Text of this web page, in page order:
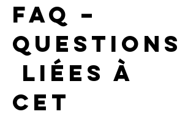
FAQ –
Questions
liées à
cet